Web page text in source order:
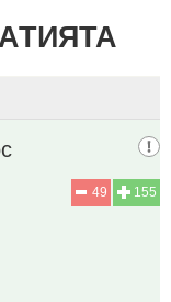
155
49